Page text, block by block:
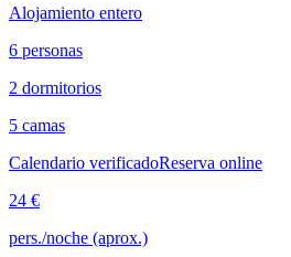
Alojamiento entero
6 personas
2 dormitorios
5 camas
Calendario verificadoReserva online
24 €
pers./noche (aprox.)